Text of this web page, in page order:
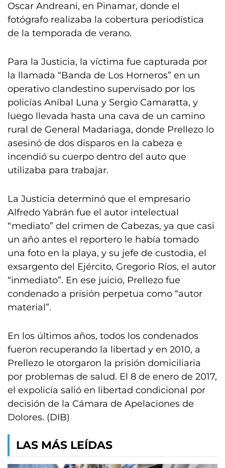
Oscar Andreani, en Pinamar, donde el
fotógrafo realizaba la cobertura periodística
de la temporada de verano.
Para la Justicia, la víctima fue capturada por
la llamada “Banda de Los Horneros” en un
operativo clandestino supervisado por los
policías Aníbal Luna y Sergio Camaratta, y
luego llevada hasta una cava de un camino
rural de General Madariaga, donde Prellezo lo
asesinó de dos disparos en la cabeza e
incendió su cuerpo dentro del auto que
utilizaba para trabajar.
La Justicia determinó que el empresario
Alfredo Yabrán fue el autor intelectual
“mediato” del crimen de Cabezas, ya que casi
un año antes el reportero le había tomado
una foto en la playa, y su jefe de custodia, el
exsargento del Ejército, Gregorio Ríos, el autor
“inmediato”. En ese juicio, Prellezo fue
condenado a prisión perpetua como “autor
material”.
En los últimos años, todos los condenados
fueron recuperando la libertad y en 2010, a
Prellezo le otorgaron la prisión domiciliaria
por problemas de salud. El 8 de enero de 2017,
el expolicía salió en libertad condicional por
decisión de la Cámara de Apelaciones de
Dolores. (DIB)
LAS MÁS LEÍDAS